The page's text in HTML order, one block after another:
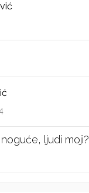
ljudi moji?